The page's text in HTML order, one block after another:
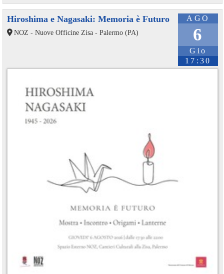
AGO
6
Gio
17:30
Hiroshima e Nagasaki: Memoria è Futuro
NOZ - Nuove Officine Zisa - Palermo (PA)